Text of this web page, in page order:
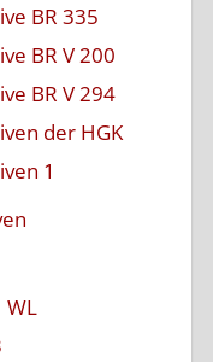
BR 335
BR V 200
BR V 294
der HGK
1
WL